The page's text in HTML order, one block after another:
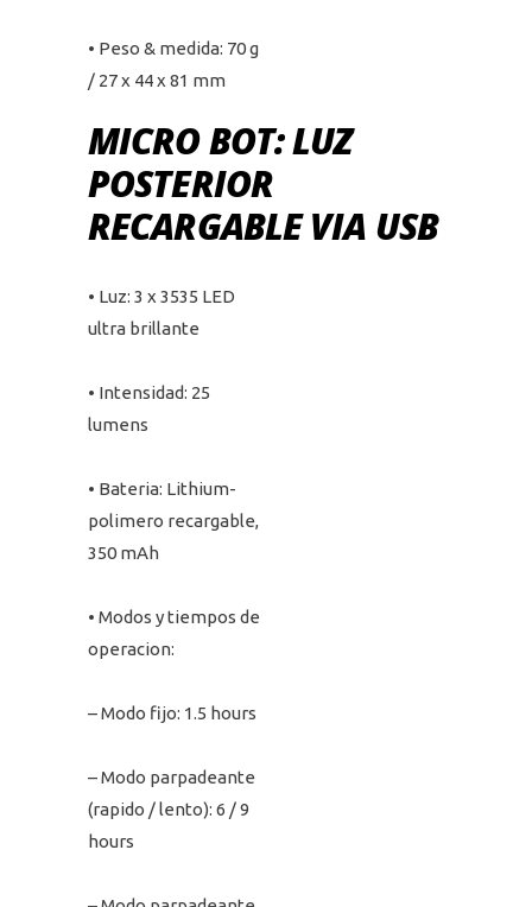
• Peso & medida: 70 g
/ 27 x 44 x 81 mm
MICRO BOT: LUZ
POSTERIOR
RECARGABLE VIA USB
• Luz: 3 x 3535 LED
ultra brillante
• Intensidad: 25
lumens
• Bateria: Lithium-
polimero recargable,
350 mAh
• Modos y tiempos de
operacion:
– Modo fijo: 1.5 hours
– Modo parpadeante
(rapido / lento): 6 / 9
hours